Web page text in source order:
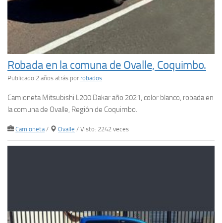
Robada en la comuna de Ovalle, Coquimbo.
Publicado 2 años atrás por robados
Camioneta Mitsubishi L200 Dakar año 2021, color blanco, robada en
la comuna de Ovalle, Región de Coquimbo.
Camioneta / Ovalle / Visto: 2242 veces